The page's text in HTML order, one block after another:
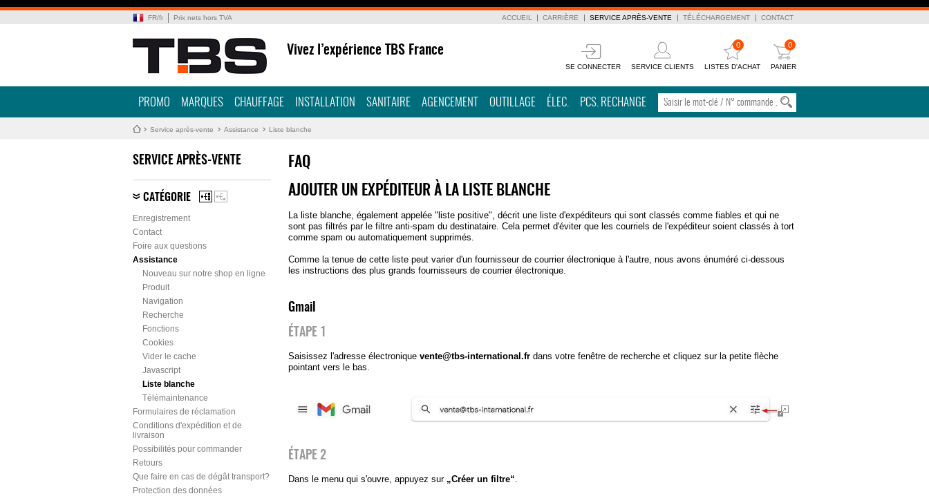
FR/fr Prix nets hors TVA ACCUEIL CARRIÈRE SERVICE APRÈS-VENTE TÉLÉCHARGEMENT CONTACT
Vivez l’expérience TBS France
SE CONNECTER SERVICE CLIENTS
0
LISTES D'ACHAT
0
PANIER
PROMO MARQUES CHAUFFAGE INSTALLATION SANITAIRE AGENCEMENT OUTILLAGE ÉLEC. PCS. RECHANGE
Service après-vente Assistance Liste blanche
SERVICE APRÈS-VENTE
CATÉGORIE
Enregistrement
Contact
Foire aux questions
Assistance
Nouveau sur notre shop en ligne
Produit
Navigation
Recherche
Fonctions
Cookies
Vider le cache
Javascript
Liste blanche
Télémaintenance
Formulaires de réclamation
Conditions d'expédition et de
livraison
Possibilités pour commander
Retours
Que faire en cas de dégât transport?
Protection des données
FAQ
AJOUTER UN EXPÉDITEUR À LA LISTE BLANCHE
La liste blanche, également appelée "liste positive", décrit une liste d'expéditeurs qui sont classés comme fiables et qui ne
sont pas filtrés par le filtre anti-spam du destinataire. Cela permet d'éviter que les courriels de l'expéditeur soient classés à tort
comme spam ou automatiquement supprimés.
Comme la tenue de cette liste peut varier d'un fournisseur de courrier électronique à l'autre, nous avons énuméré ci-dessous
les instructions des plus grands fournisseurs de courrier électronique.
Gmail
ÉTAPE 1
Saisissez l'adresse électronique vente@tbs-international.fr dans votre fenêtre de recherche et cliquez sur la petite flèche
pointant vers le bas.
ÉTAPE 2
Dans le menu qui s'ouvre, appuyez sur „Créer un filtre“.